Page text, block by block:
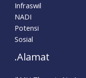
Infraswil
NADI
Potensi
Sosial
.Alamat